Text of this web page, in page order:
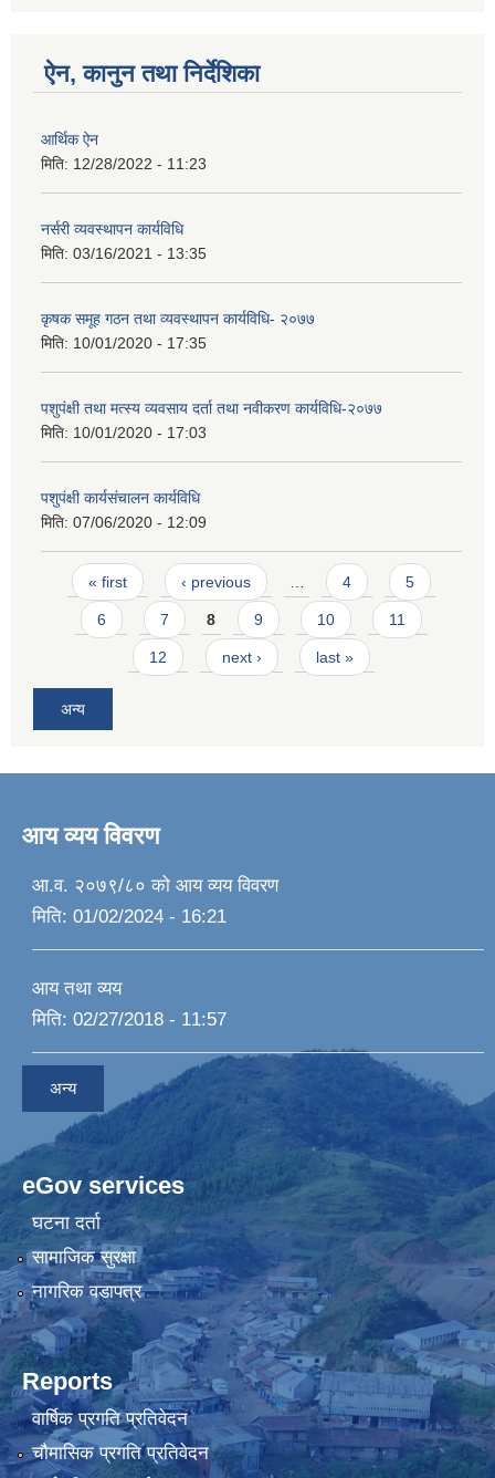
ऐन, कानुन तथा निर्देशिका
आर्थिक ऐन
मिति: 12/28/2022 - 11:23
नर्सरी व्यवस्थापन कार्यविधि
मिति: 03/16/2021 - 13:35
कृषक समूह गठन तथा व्यवस्थापन कार्यविधि- २०७७
मिति: 10/01/2020 - 17:35
पशुपंक्षी तथा मत्स्य व्यवसाय दर्ता तथा नवीकरण कार्यविधि-२०७७
मिति: 10/01/2020 - 17:03
पशुपंक्षी कार्यसंचालन कार्यविधि
मिति: 07/06/2020 - 12:09
Pages
« first ‹ previous … 4 5
6 7 8 9 10 11
12 next › last »
अन्य
आय व्यय विवरण
आ.व. २०७९/८० को आय व्यय विवरण
मिति: 01/02/2024 - 16:21
आय तथा व्यय
मिति: 02/27/2018 - 11:57
अन्य
eGov services
घटना दर्ता
सामाजिक सुरक्षा
नागरिक वडापत्र
Reports
वार्षिक प्रगति प्रतिवेदन
चौमासिक प्रगति प्रतिवेदन